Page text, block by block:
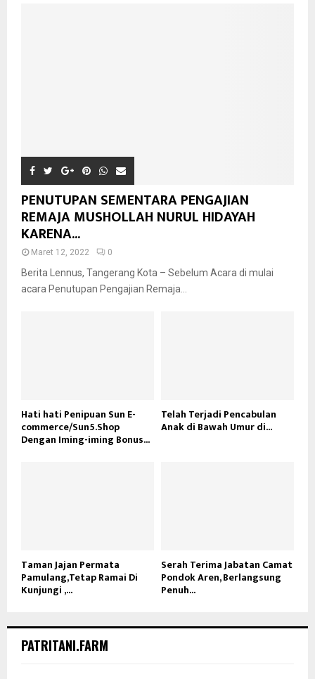
PENUTUPAN SEMENTARA PENGAJIAN
REMAJA MUSHOLLAH NURUL HIDAYAH
KARENA...
Maret 12, 2022 0
Berita Lennus, Tangerang Kota – Sebelum Acara di mulai
acara Penutupan Pengajian Remaja...
Hati hati Penipuan Sun E-
commerce/Sun5.Shop
Dengan Iming-iming Bonus...
Telah Terjadi Pencabulan
Anak di Bawah Umur di...
Taman Jajan Permata
Pamulang,Tetap Ramai Di
Kunjungi ,...
Serah Terima Jabatan Camat
Pondok Aren, Berlangsung
Penuh...
PATRITANI.FARM